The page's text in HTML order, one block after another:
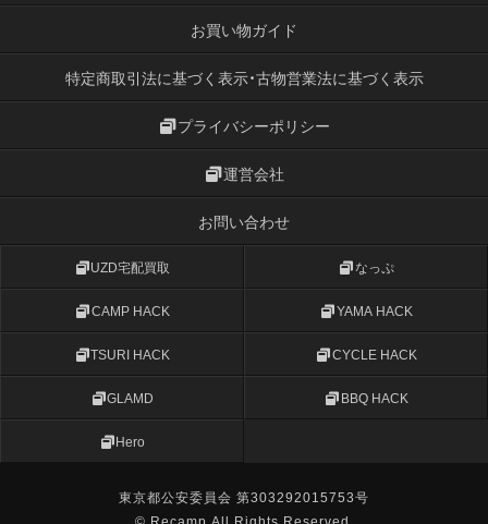
お買い物ガイド
特定商取引法に基づく表示・古物営業法に基づく表示
プライバシーポリシー
運営会社
お問い合わせ
UZD宅配買取 なっぷ
CAMP HACK YAMA HACK
TSURI HACK CYCLE HACK
GLAMD BBQ HACK
Hero
東京都公安委員会 第303292015753号